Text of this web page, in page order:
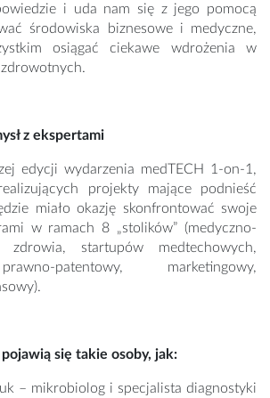
i uda nam się z jego pomocą
środowiska biznesowe i medyczne,
osiągać ciekawe wdrożenia w
z ekspertami
edycji wydarzenia medTECH 1-on-1,
projekty mające podnieść
miało okazję skonfrontować swoje
w ramach 8 „stolików” (medyczno-
zdrowia, startupów medtechowych,
patentowy, marketingowy,
się takie osoby, jak:
– mikrobiolog i specjalista diagnostyki